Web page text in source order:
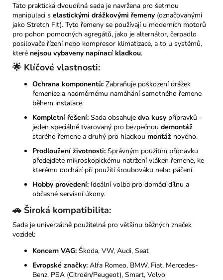
Tato praktická dvoudílná sada je navržena pro šetrnou
manipulaci s elastickými drážkovými řemeny (označovanými
jako Stretch Fit). Tyto řemeny se používají u moderních motorů
pro pohon pomocných agregátů, jako je alternátor, čerpadlo
posilovače řízení nebo kompresor klimatizace, a to u systémů,
které nejsou vybaveny napínací kladkou.
🌟 Klíčové vlastnosti:
Ochrana komponentů: Zabraňuje poškození drážek
řemenice a nadměrnému namáhání samotného řemene
během instalace.
Kompletní řešení: Sada obsahuje dva kusy přípravků –
jeden speciálně tvarovaný pro bezpečnou demontáž
starého řemene a druhý pro hladkou montáž nového.
Prodloužení životnosti: Správným použitím přípravku
předejdete mikroskopickému natržení vláken řemene, ke
kterému dochází při použití šroubováku nebo páčení.
Hobby provedení: Ideální volba pro domácí dílnu a
občasné servisní úkony.
🚗 Široká kompatibilita:
Sada je univerzálně použitelná pro většinu běžných značek
vozidel:
Koncern VAG: Škoda, VW, Audi, Seat
Evropské značky: Alfa Romeo, BMW, Fiat, Mercedes-
Benz, PSA (Citroën/Peugeot), Smart, Volvo